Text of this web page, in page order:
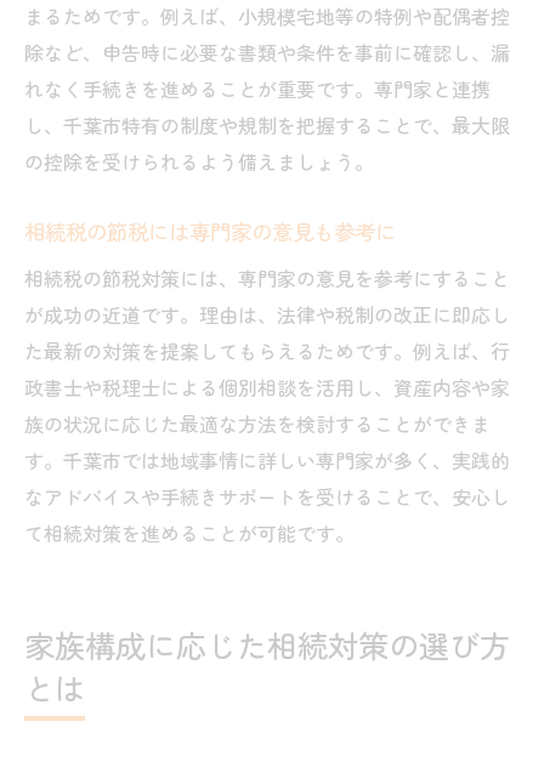
まるためです。例えば、小規模宅地等の特例や配偶者控
除など、申告時に必要な書類や条件を事前に確認し、漏
れなく手続きを進めることが重要です。専門家と連携
し、千葉市特有の制度や規制を把握することで、最大限
の控除を受けられるよう備えましょう。
相続税の節税には専門家の意見も参考に
相続税の節税対策には、専門家の意見を参考にすること
が成功の近道です。理由は、法律や税制の改正に即応し
た最新の対策を提案してもらえるためです。例えば、行
政書士や税理士による個別相談を活用し、資産内容や家
族の状況に応じた最適な方法を検討することができま
す。千葉市では地域事情に詳しい専門家が多く、実践的
なアドバイスや手続きサポートを受けることで、安心し
て相続対策を進めることが可能です。
家族構成に応じた相続対策の選び方
とは